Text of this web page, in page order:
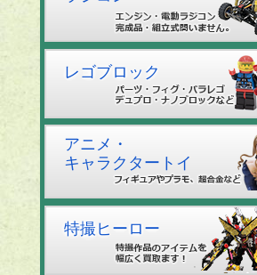
レゴブロック
アニメ・
キャラクタートイ
特撮ヒーロー